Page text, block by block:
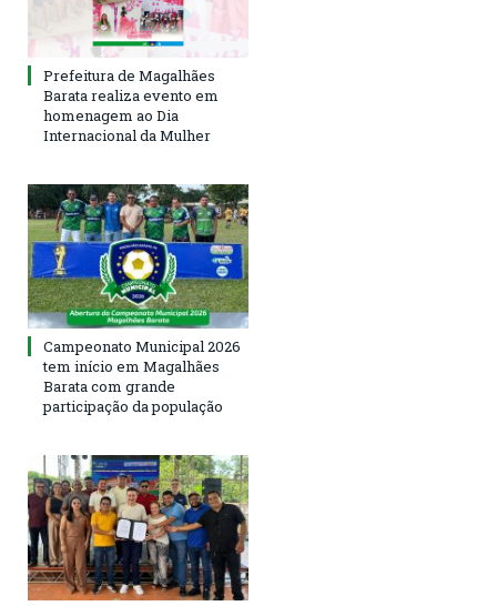
Prefeitura de Magalhães
Barata realiza evento em
homenagem ao Dia
Internacional da Mulher
Campeonato Municipal 2026
tem início em Magalhães
Barata com grande
participação da população